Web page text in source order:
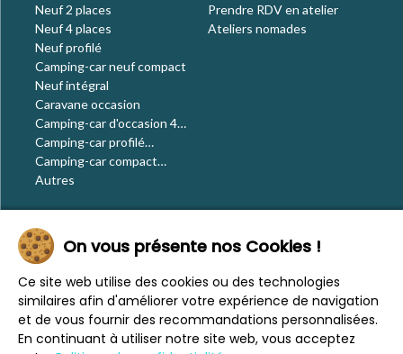
Neuf 2 places
Neuf 4 places
Neuf profilé
Camping-car neuf compact
Neuf intégral
Caravane occasion
Camping-car d'occasion 4
places
Camping-car profilé
occasion
Camping-car compact
occasion
Autres
Prendre RDV en atelier
Ateliers nomades
Le blog
Actualités
Évènements
Nos conseils
Vos voyages
CaraMaps
Espace presse
On vous présente nos Cookies !
Ce site web utilise des cookies ou des technologies
similaires afin d'améliorer votre expérience de navigation
et de vous fournir des recommandations personnalisées.
En continuant à utiliser notre site web, vous acceptez